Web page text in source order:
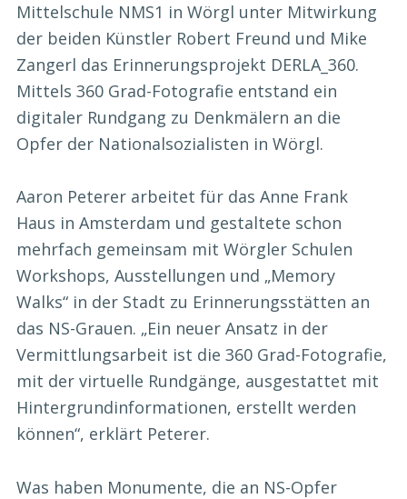
Mittelschule NMS1 in Wörgl unter Mitwirkung
der beiden Künstler Robert Freund und Mike
Zangerl das Erinnerungsprojekt DERLA_360.
Mittels 360 Grad-Fotografie entstand ein
digitaler Rundgang zu Denkmälern an die
Opfer der Nationalsozialisten in Wörgl.
Aaron Peterer arbeitet für das Anne Frank
Haus in Amsterdam und gestaltete schon
mehrfach gemeinsam mit Wörgler Schulen
Workshops, Ausstellungen und „Memory
Walks“ in der Stadt zu Erinnerungsstätten an
das NS-Grauen. „Ein neuer Ansatz in der
Vermittlungsarbeit ist die 360 Grad-Fotografie,
mit der virtuelle Rundgänge, ausgestattet mit
Hintergrundinformationen, erstellt werden
können“, erklärt Peterer.
Was haben Monumente, die an NS-Opfer